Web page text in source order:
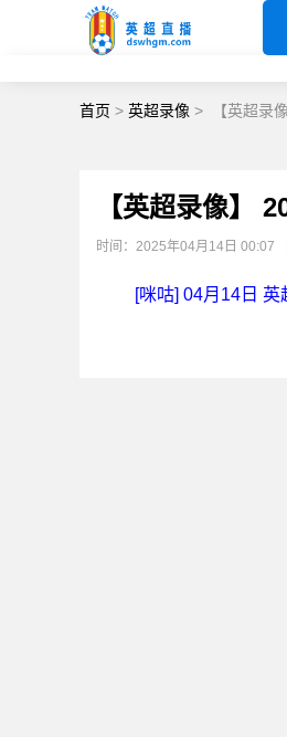
首页 > 英超录像 > 【英超录
【英超录像】
时间：2025年04月14日 00:07
[咪咕] 04月14日